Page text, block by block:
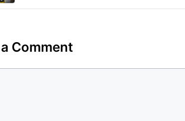
Comment